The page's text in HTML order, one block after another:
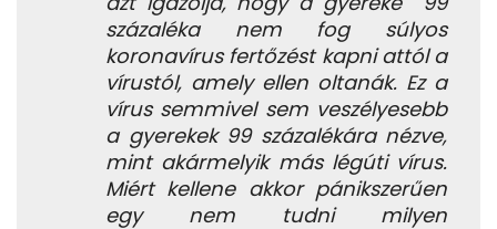
százaléka nem fog súlyos
koronavírus fertőzést kapni attól a
vírustól, amely ellen oltanák. Ez a
vírus semmivel sem veszélyesebb
a gyerekek 99 százalékára nézve,
mint akármelyik más légúti vírus.
Miért kellene akkor pánikszerűen
egy nem tudni milyen